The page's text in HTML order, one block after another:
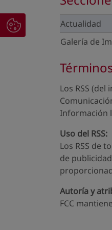
Actualidad
Galería de
Los RSS (del
Información
Uso del RSS:
Los RSS de
de
Autoría y
FCC